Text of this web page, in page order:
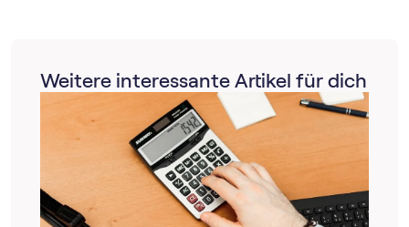
Weitere interessante Artikel für dich